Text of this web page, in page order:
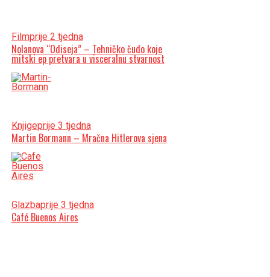
Filmprije 2 tjedna
Nolanova “Odiseja” – Tehničko čudo koje
mitski ep pretvara u visceralnu stvarnost
Knjigeprije 3 tjedna
Martin Bormann – Mračna Hitlerova sjena
Glazbaprije 3 tjedna
Café Buenos Aires